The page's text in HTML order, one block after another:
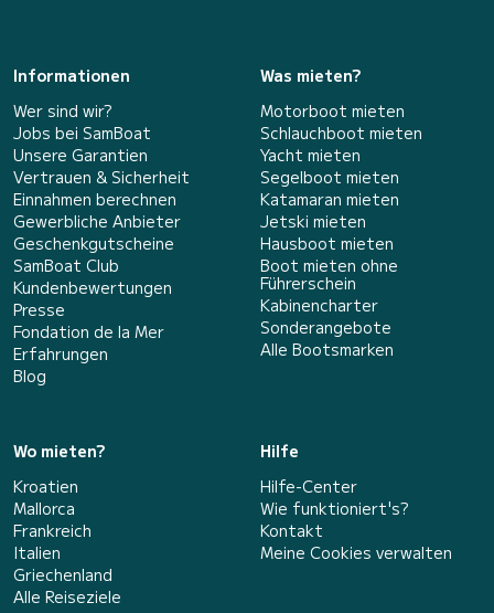
Informationen
Wer sind wir?
Jobs bei SamBoat
Unsere Garantien
Vertrauen & Sicherheit
Einnahmen berechnen
Gewerbliche Anbieter
Geschenkgutscheine
SamBoat Club
Kundenbewertungen
Presse
Fondation de la Mer
Erfahrungen
Blog
Was mieten?
Motorboot mieten
Schlauchboot mieten
Yacht mieten
Segelboot mieten
Katamaran mieten
Jetski mieten
Hausboot mieten
Boot mieten ohne
Führerschein
Kabinencharter
Sonderangebote
Alle Bootsmarken
Wo mieten?
Kroatien
Mallorca
Frankreich
Italien
Griechenland
Alle Reiseziele
Hilfe
Hilfe-Center
Wie funktioniert's?
Kontakt
Meine Cookies verwalten